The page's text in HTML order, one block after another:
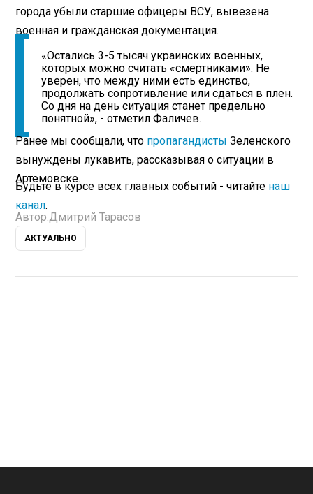
города убыли старшие офицеры ВСУ, вывезена
военная и гражданская документация.
«Остались 3-5 тысяч украинских военных,
которых можно считать «смертниками». Не
уверен, что между ними есть единство,
продолжать сопротивление или сдаться в плен.
Со дня на день ситуация станет предельно
понятной», - отметил Фаличев.
Ранее мы сообщали, что пропагандисты Зеленского
вынуждены лукавить, рассказывая о ситуации в
Артемовске.
Будьте в курсе всех главных событий - читайте наш
канал.
Автор:Дмитрий Тарасов
АКТУАЛЬНО